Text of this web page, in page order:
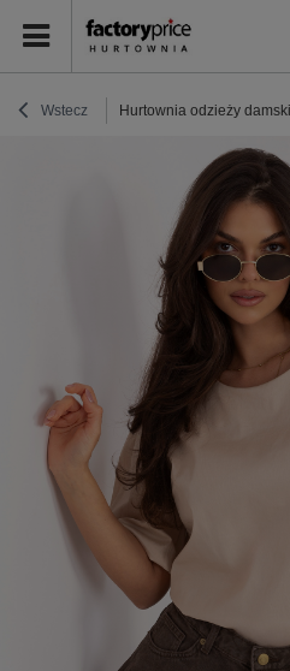
Wstecz Hurtownia odzieży